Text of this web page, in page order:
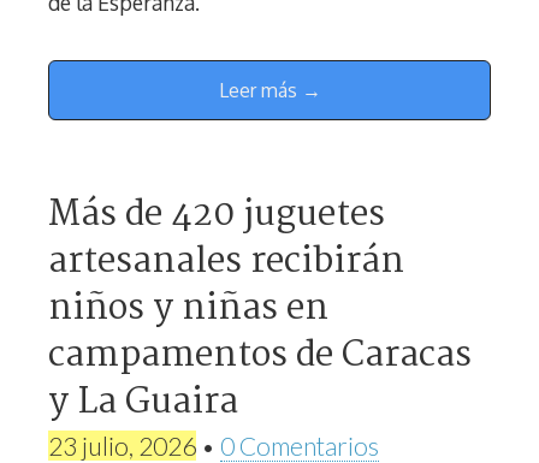
Leer más →
Más de 420 juguetes
artesanales recibirán
niños y niñas en
campamentos de Caracas
y La Guaira
23 julio, 2026 • 0 Comentarios